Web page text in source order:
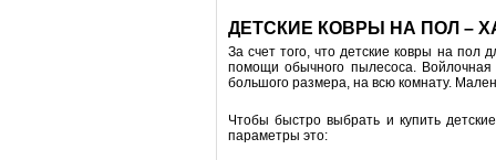
ДЕТСКИЕ КОВРЫ НА ПОЛ –
За счет того, что детские ковры на пол
помощи обычного пылесоса.
большого размера, на всю комнату.
Чтобы быстро выбрать и купить
параметры это: